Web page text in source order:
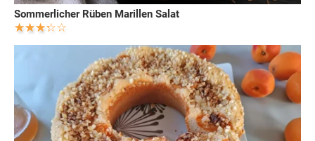
Sommerlicher Rüben Marillen Salat